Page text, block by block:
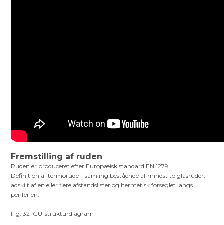
Fremstilling af ruden
Ruden er produceret efter Europæisk standard EN 1279.
Definition af termorude – samling bestående af mindst to glasruder,
adskilt af en eller flere afstandslister og hermetisk forseglet langs
periferien.
Fig. 32 IGU-strukturdiagram